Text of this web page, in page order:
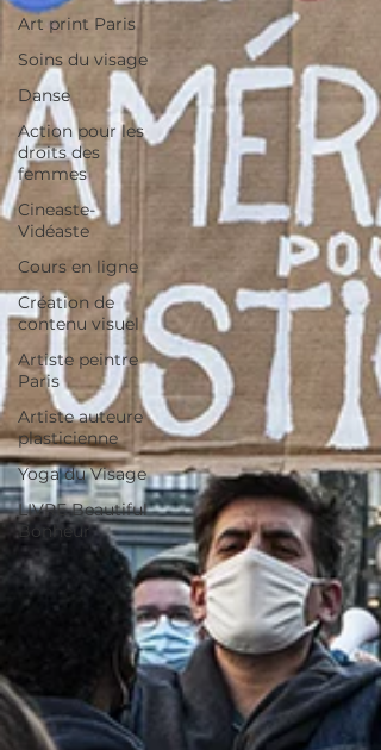
Art print Paris
Soins du visage
Danse
Action pour les
droits des
femmes
Cineaste-
Vidéaste
Cours en ligne
Création de
contenu visuel
Artiste peintre
Paris
Artiste auteure
plasticienne
Yoga du Visage
LIVRE Beautiful
Bonheur